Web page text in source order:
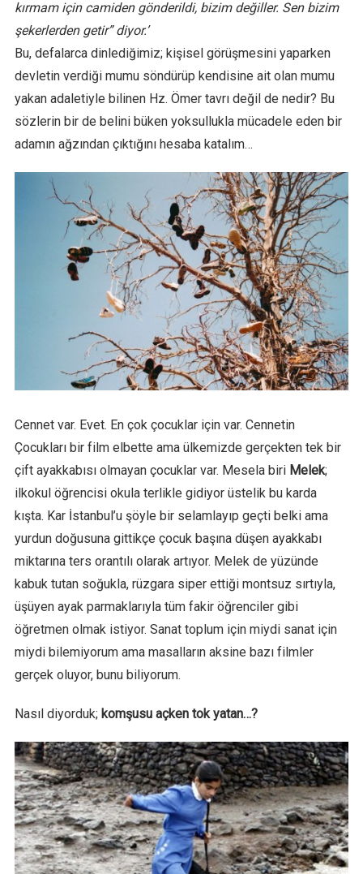
kırmam için camiden gönderildi, bizim değiller. Sen bizim
şekerlerden getir” diyor.’
Bu, defalarca dinlediğimiz; kişisel görüşmesini yaparken
devletin verdiği mumu söndürüp kendisine ait olan mumu
yakan adaletiyle bilinen Hz. Ömer tavrı değil de nedir? Bu
sözlerin bir de belini büken yoksullukla mücadele eden bir
adamın ağzından çıktığını hesaba katalım…
Cennet var. Evet. En çok çocuklar için var. Cennetin
Çocukları bir film elbette ama ülkemizde gerçekten tek bir
çift ayakkabısı olmayan çocuklar var. Mesela biri Melek;
ilkokul öğrencisi okula terlikle gidiyor üstelik bu karda
kışta. Kar İstanbul’u şöyle bir selamlayıp geçti belki ama
yurdun doğusuna gittikçe çocuk başına düşen ayakkabı
miktarına ters orantılı olarak artıyor. Melek de yüzünde
kabuk tutan soğukla, rüzgara siper ettiği montsuz sırtıyla,
üşüyen ayak parmaklarıyla tüm fakir öğrenciler gibi
öğretmen olmak istiyor. Sanat toplum için miydi sanat için
miydi bilemiyorum ama masalların aksine bazı filmler
gerçek oluyor, bunu biliyorum.
Nasıl diyorduk;komşusu açken tok yatan…?